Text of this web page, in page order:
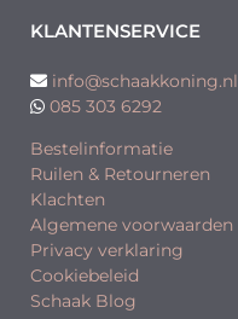
KLANTENSERVICE
info@schaakkoning.nl
085 303 6292
Bestelinformatie
Ruilen & Retourneren
Klachten
Algemene voorwaarden
Privacy verklaring
Cookiebeleid
Schaak Blog